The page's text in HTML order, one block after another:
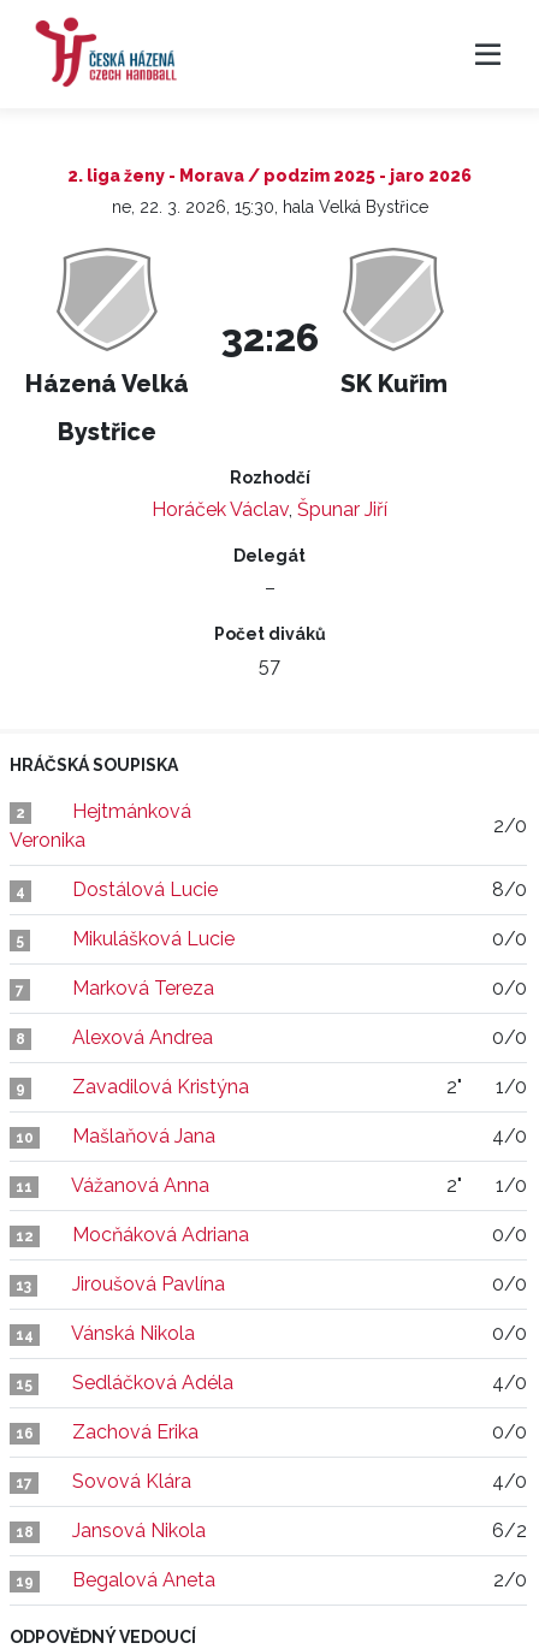
2. liga ženy - Morava / podzim 2025 - jaro 2026
ne, 22. 3. 2026, 15:30, hala Velká Bystřice
Házená Velká
Bystřice
32:26
SK Kuřim
Rozhodčí
Horáček Václav, Špunar Jiří
Delegát
–
Počet diváků
57
HRÁČSKÁ SOUPISKA
2
Hejtmánková
Veronika
2/0
4 Dostálová Lucie 8/0
5 Mikulášková Lucie 0/0
7 Marková Tereza 0/0
8 Alexová Andrea 0/0
9 Zavadilová Kristýna 2" 1/0
10 Mašlaňová Jana 4/0
11 Vážanová Anna 2" 1/0
12 Mocňáková Adriana 0/0
13 Jiroušová Pavlína 0/0
14 Vánská Nikola 0/0
15 Sedláčková Adéla 4/0
16 Zachová Erika 0/0
17 Sovová Klára 4/0
18 Jansová Nikola 6/2
19 Begalová Aneta 2/0
ODPOVĚDNÝ VEDOUCÍ